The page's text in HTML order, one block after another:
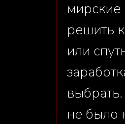
решить
или
не было